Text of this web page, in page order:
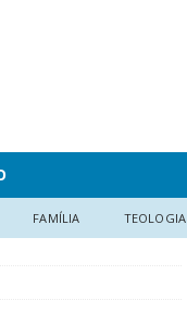
FAMÍLIA TEOLOGIA